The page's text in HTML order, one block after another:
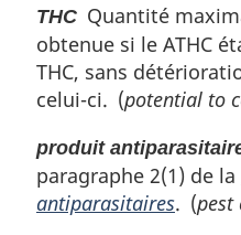
THC Quantité
obtenue si le ATHC
THC, sans
celui-ci. (potential to
produit
paragraphe 2(1) de la
antiparasitaires. (pest